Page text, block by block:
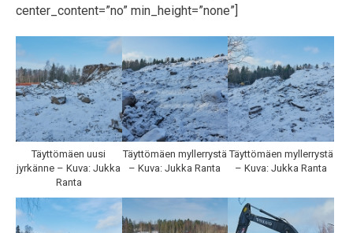
center_content=”no” min_height=”none”]
Täyttömäen uusi
jyrkänne – Kuva: Jukka
Ranta
Täyttömäen myllerrystä
– Kuva: Jukka Ranta
Täyttömäen myllerrystä
– Kuva: Jukka Ranta